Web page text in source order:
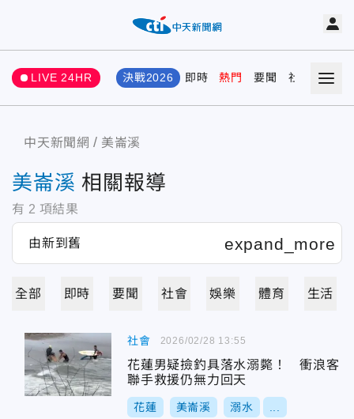
LIVE 24HR 決戰2026 即時 熱門 要聞 社會 娛樂
中天新聞網 美崙溪
美崙溪 相關報導
有 2 項結果
全部 即時 要聞 社會 娛樂 體育 生活
社會
花蓮男疑撿釣具落水溺斃！ 衝浪客
聯手救援仍無力回天
花蓮 美崙溪 溺水
2026/02/28 13:55